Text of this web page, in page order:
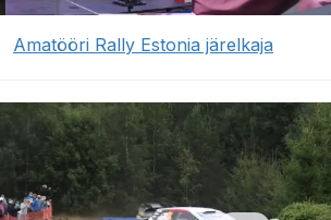
Amatööri Rally Estonia järelkaja